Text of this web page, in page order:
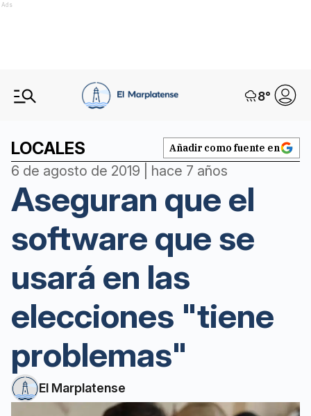
Ads
8°
LOCALES Añadir como fuente en
6 de agosto de 2019 | hace 7 años
Aseguran que el
software que se
usará en las
elecciones "tiene
problemas"
El Marplatense